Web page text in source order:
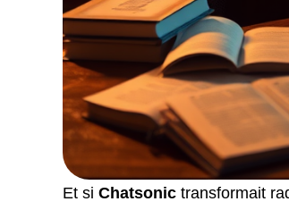
Et siChatsonic transformait